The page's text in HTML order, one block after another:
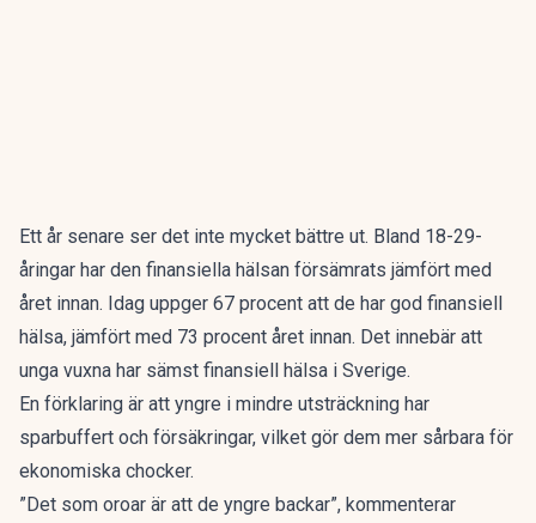
Ett år senare ser det inte mycket bättre ut. Bland 18-29-
åringar har den finansiella hälsan försämrats jämfört med
året innan. Idag uppger 67 procent att de har god finansiell
hälsa, jämfört med 73 procent året innan. Det innebär att
unga vuxna har sämst finansiell hälsa i Sverige.
En förklaring är att yngre i mindre utsträckning har
sparbuffert och försäkringar, vilket gör dem mer sårbara för
ekonomiska chocker.
”Det som oroar är att de yngre backar”, kommenterar